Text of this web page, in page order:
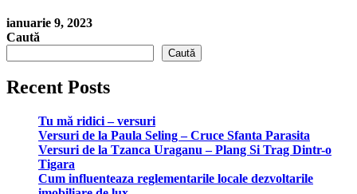
ianuarie 9, 2023
Caută
Caută
Recent Posts
Tu mă ridici – versuri
Versuri de la Paula Seling – Cruce Sfanta Parasita
Versuri de la Tzanca Uraganu – Plang Si Trag Dintr-o
Tigara
Cum influenteaza reglementarile locale dezvoltarile